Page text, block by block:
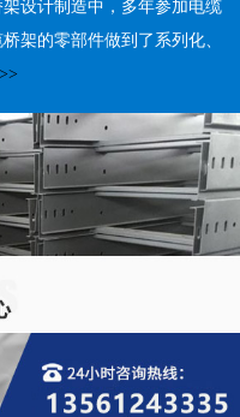
设计制造中，多年参加电缆
架的零部件做到了系列化、